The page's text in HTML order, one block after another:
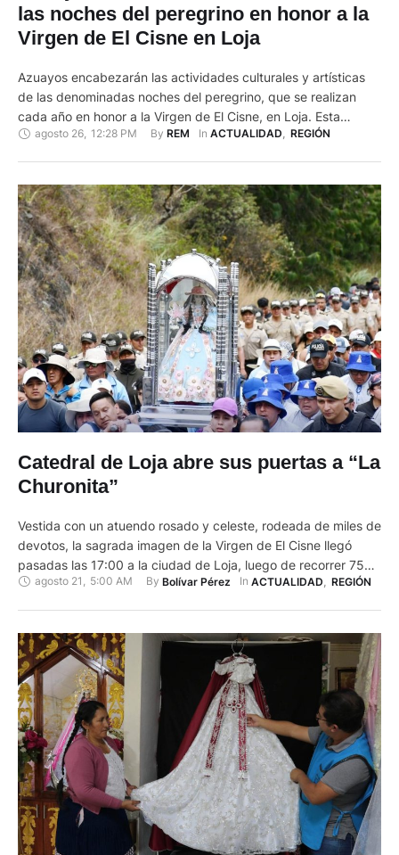
las noches del peregrino en honor a la
Virgen de El Cisne en Loja
Azuayos encabezarán las actividades culturales y artísticas
de las denominadas noches del peregrino, que se realizan
cada año en honor a la Virgen de El Cisne, en Loja. Esta
actividad, según la tradición Católica, se realiza para que
agosto 26 12:28 PM By REM In ACTUALIDAD, REGIÓN
Catedral de Loja abre sus puertas a “La
Churonita”
Vestida con un atuendo rosado y celeste, rodeada de miles de
devotos, la sagrada imagen de la Virgen de El Cisne llegó
pasadas las 17:00 a la ciudad de Loja, luego de recorrer 75
kilómetros. En la zona militar fue recibida por las principales
agosto 21 , 5:00 AM By Bolívar Pérez In ACTUALIDAD REGIÓN